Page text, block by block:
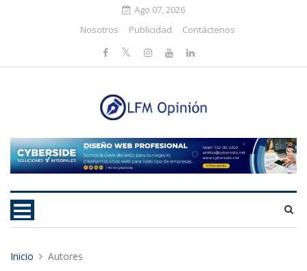
Ago 07, 2026
Nosotros
Publicidad Contáctenos
Inicio Autores